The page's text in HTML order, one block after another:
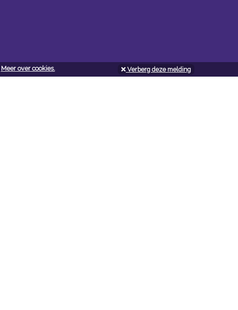
Meer over cookies. Verberg deze melding